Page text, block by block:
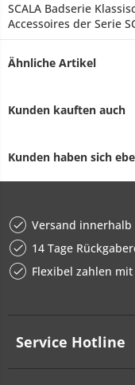
SCALA Badserie
Accessoires der Serie
Ähnliche Artikel
Kunden kauften auch
Kunden haben sich
Versand innerhalb
14 Tage
Flexibel zahlen mit
Service Hotline